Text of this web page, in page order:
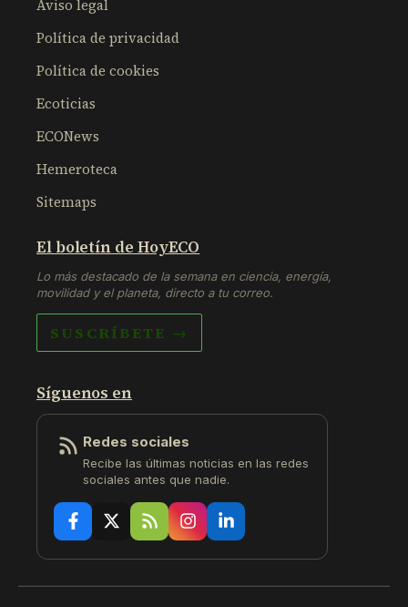
Aviso legal
Política de privacidad
Política de cookies
Ecoticias
ECONews
Hemeroteca
Sitemaps
El boletín de HoyECO
Lo más destacado de la semana en ciencia, energía,
movilidad y el planeta, directo a tu correo.
SUSCRÍBETE →
Síguenos en
Redes sociales
Recibe las últimas noticias en las redes
sociales antes que nadie.